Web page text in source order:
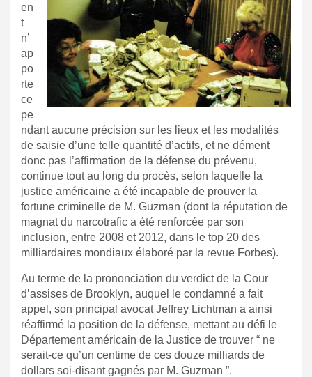
en
t
n’
ap
po
rte
ce
pe
ndant aucune précision sur les lieux et les modalités
de saisie d’une telle quantité d’actifs, et ne dément
donc pas l’affirmation de la défense du prévenu,
continue tout au long du procès, selon laquelle la
justice américaine a été incapable de prouver la
fortune criminelle de M. Guzman (dont la réputation de
magnat du narcotrafic a été renforcée par son
inclusion, entre 2008 et 2012, dans le top 20 des
milliardaires mondiaux élaboré par la revue Forbes).
Au terme de la prononciation du verdict de la Cour
d’assises de Brooklyn, auquel le condamné a fait
appel, son principal avocat Jeffrey Lichtman a ainsi
réaffirmé la position de la défense, mettant au défi le
Département américain de la Justice de trouver “ ne
serait-ce qu’un centime de ces douze milliards de
dollars soi-disant gagnés par M. Guzman ”.